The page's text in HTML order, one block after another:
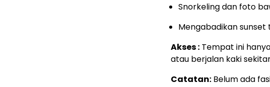
Snorkeling dan foto
Mengabadikan
Akses : Tempat ini
atau berjalan kaki
Catatan: Belum ada